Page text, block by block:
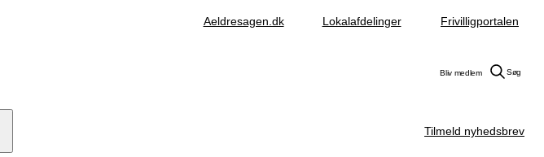
Aeldresagen.dk Lokalafdelinger Frivilligportalen
Bliv medlem Søg
Tilmeld nyhedsbrev